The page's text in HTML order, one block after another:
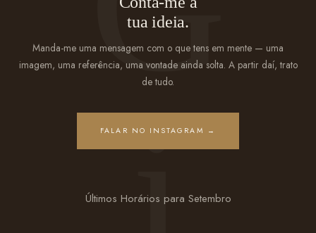
tua ideia.
Manda-me uma mensagem com o que tens em mente — uma
imagem, uma referência, uma vontade ainda solta. A partir daí, trato
de tudo.
FALAR NO INSTAGRAM →
Últimos Horários para Setembro